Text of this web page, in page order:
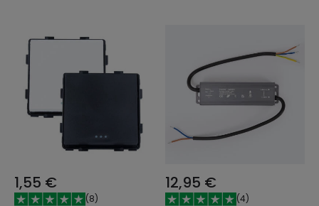
1,55 €
(8)
12,95 €
(4)